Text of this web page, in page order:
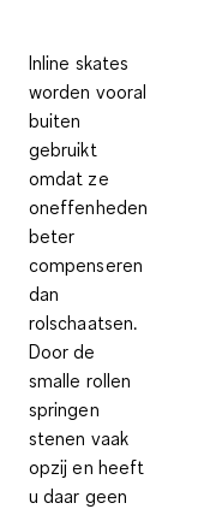
Inline skates
worden vooral
buiten
gebruikt
omdat ze
oneffenheden
beter
compenseren
dan
rolschaatsen.
Door de
smalle rollen
springen
stenen vaak
opzij en heeft
u daar geen